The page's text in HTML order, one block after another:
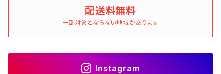
配送料無料
一部対象とならない地域があります
Instagram